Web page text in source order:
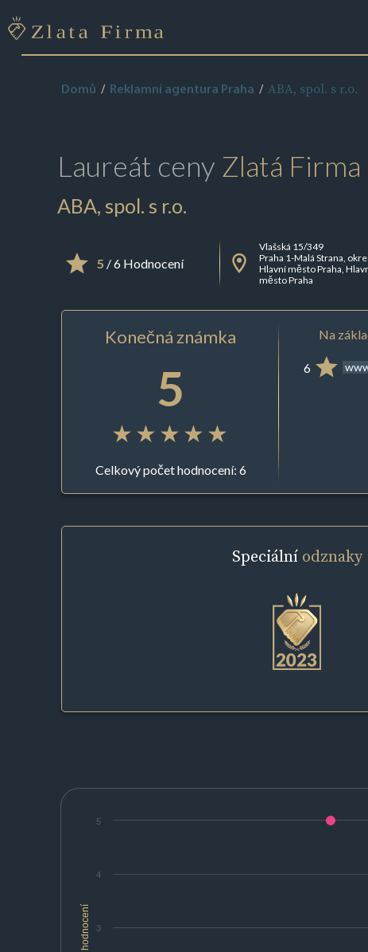
Domů Reklamní agentura Praha ABA, spol. s r.o.
Laureát ceny Zlatá Firma
ABA, spol. s r.o.
5 / 6 Hodnocení
Vlašská 15/349
Praha 1-Malá Strana,
Hlavní město Praha,
město Praha
Konečná známka
5
Celkový počet hodnocení: 6
Na
6
Speciální odznaky
hodnocení 3
4
5